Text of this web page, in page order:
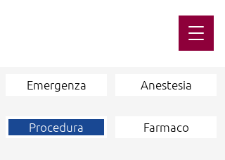
Emergenza Anestesia
Procedura Farmaco